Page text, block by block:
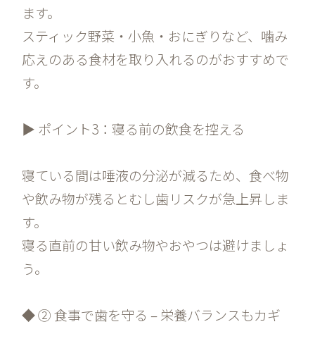
ます。
スティック野菜・小魚・おにぎりなど、噛み
応えのある食材を取り入れるのがおすすめで
す。
▶ ポイント3：寝る前の飲食を控える
寝ている間は唾液の分泌が減るため、食べ物
や飲み物が残るとむし歯リスクが急上昇しま
す。
寝る直前の甘い飲み物やおやつは避けましょ
う。
◆ ② 食事で歯を守る – 栄養バランスもカギ